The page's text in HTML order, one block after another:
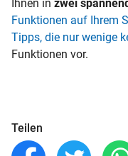
Ihnen in zwei
Funktionen auf Ihrem
Tipps, die nur wenige
Funktionen vor.
Teilen